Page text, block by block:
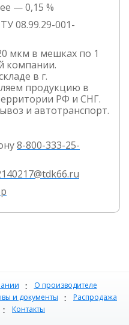
— 0,15 %
08.99.29-001-
мкм в мешках по 1
компании.
в г.
продукцию в
РФ и СНГ.
и автотранспорт.
8-800-333-25-
О производителе
и документы
Распродажа
Контакты